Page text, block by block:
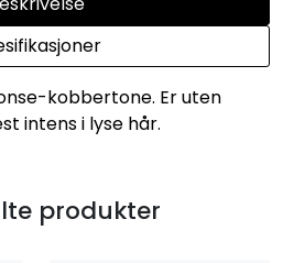
kobbertone. Er uten
intens i lyse hår.
produkter